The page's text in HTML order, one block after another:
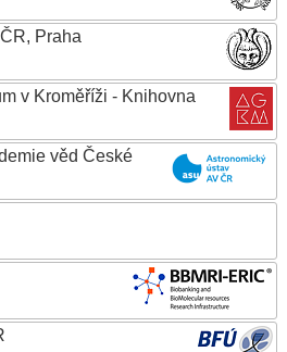
Praha
v Kroměříži - Knihovna
věd České